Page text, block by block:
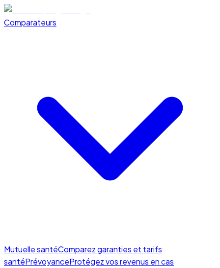
Comparateurs
Mutuelle santéComparez garanties et tarifs
santéPrévoyanceProtégez vos revenus en cas